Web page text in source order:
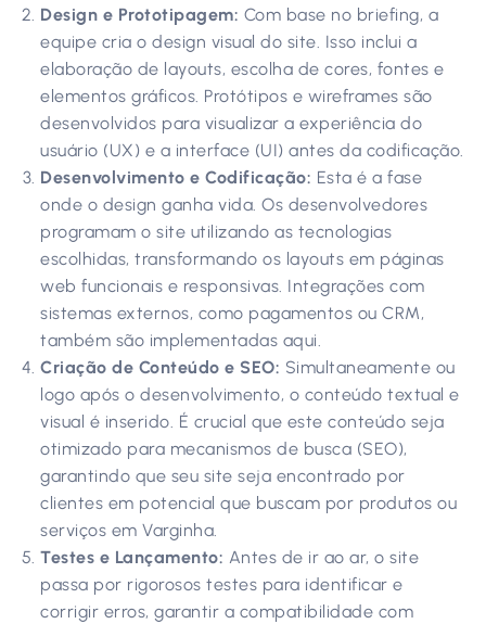
Design e Prototipagem: Com base no briefing, a
equipe cria o design visual do site. Isso inclui a
elaboração de layouts, escolha de cores, fontes e
elementos gráficos. Protótipos e wireframes são
desenvolvidos para visualizar a experiência do
usuário (UX) e a interface (UI) antes da codificação.
Desenvolvimento e Codificação: Esta é a fase
onde o design ganha vida. Os desenvolvedores
programam o site utilizando as tecnologias
escolhidas, transformando os layouts em páginas
web funcionais e responsivas. Integrações com
sistemas externos, como pagamentos ou CRM,
também são implementadas aqui.
Criação de Conteúdo e SEO: Simultaneamente ou
logo após o desenvolvimento, o conteúdo textual e
visual é inserido. É crucial que este conteúdo seja
otimizado para mecanismos de busca (SEO),
garantindo que seu site seja encontrado por
clientes em potencial que buscam por produtos ou
serviços em Varginha.
Testes e Lançamento: Antes de ir ao ar, o site
passa por rigorosos testes para identificar e
corrigir erros, garantir a compatibilidade com